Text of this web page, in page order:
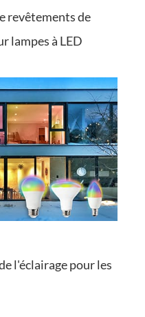
revêtements de
lampes à LED
l'éclairage pour les